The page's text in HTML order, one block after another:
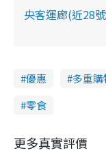
央客運廊(近28
優惠
多重
零食
更多真實評價